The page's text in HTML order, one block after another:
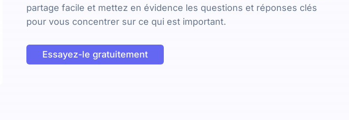
partage facile et mettez en évidence les questions et réponses clés
pour vous concentrer sur ce qui est important.
Essayez-le gratuitement